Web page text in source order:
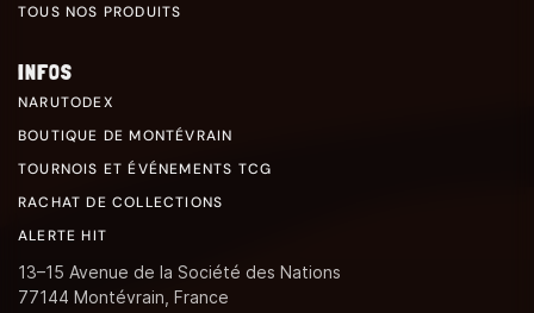
TOUS NOS PRODUITS
INFOS
NARUTODEX
BOUTIQUE DE MONTÉVRAIN
TOURNOIS ET ÉVÉNEMENTS TCG
RACHAT DE COLLECTIONS
ALERTE HIT
13–15 Avenue de la Société des Nations
77144 Montévrain, France